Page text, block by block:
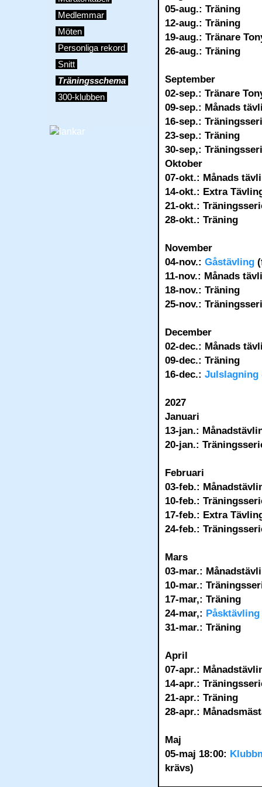
Medlemmar
Möten
Personliga rekord
Snitt
Träningsschema
300-klubben
05-aug.: Träning
12-aug.: Träning
19-aug.: Tränare
26-aug.: Träning
September
02-sep.: Tränare
09-sep.: Månads
16-sep.:
23-sep.: Träning
30-sep,:
Oktober
07-okt.: Månads
14-okt.: Extra
21-okt.:
28-okt.: Träning
November
04-nov.: Gåstävling
11-nov.: Månads
18-nov.: Träning
25-nov.:
December
02-dec.: Månads
09-dec.: Träning
16-dec.: Julslagning
2027
Januari
13-jan.:
20-jan.:
Februari
03-feb.:
10-feb.:
17-feb.: Extra
24-feb.:
Mars
03-mar.:
10-mar.:
17-mar,: Träning
24-mar,: Påsktävling
31-mar.: Träning
April
07-apr.:
14-apr.:
21-apr.: Träning
28-apr.:
Maj
05-maj 18:00:
krävs)